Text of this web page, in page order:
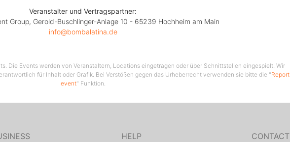
Veranstalter und Vertragspartner:
Group, Gerold-Buschlinger-Anlage 10 - 65239 Hochheim am Main
info@bombalatina.de
Die Events werden von Veranstaltern, Locations eingetragen oder über Schnittstellen eingespielt. Wir
für Inhalt oder Grafik. Bei Verstößen gegen das Urheberrecht verwenden sie bitte die "Report
event" Funktion.
HELP CONTACT